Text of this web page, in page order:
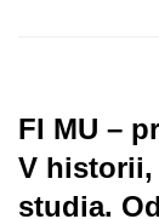
FI MU –
V historii,
studia.